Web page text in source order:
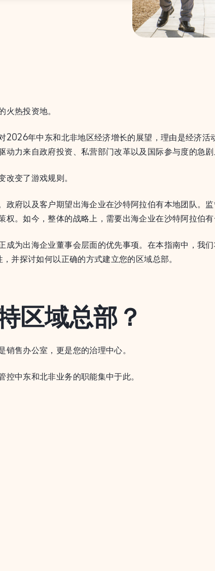
热投资地。
2026年中东和北非地区经济增长的展望，理由是经济活
动力来自政府投资、私营部门改革以及国际参与度的急
变了游戏规则。
政府以及客户期望出海企业在沙特阿拉伯有本地团队。
权。如今，整体的战略上，需要出海企业在沙特阿拉伯
成为出海企业董事会层面的优先事项。在本指南中，我
并探讨如何以正确的方式建立您的区域总部。
区域总部？
售办公室，更是您的治理中心。
中东和北非业务的职能集中于此。